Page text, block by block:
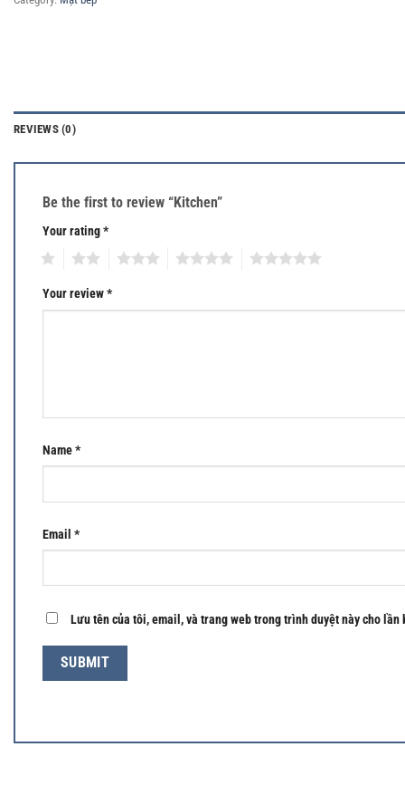
REVIEWS (0)
Be the first to review “Kitchen”
Your rating*
Your review*
Name*
Email *
Lưu tên của tôi, email, và trang web trong trình duyệt này cho